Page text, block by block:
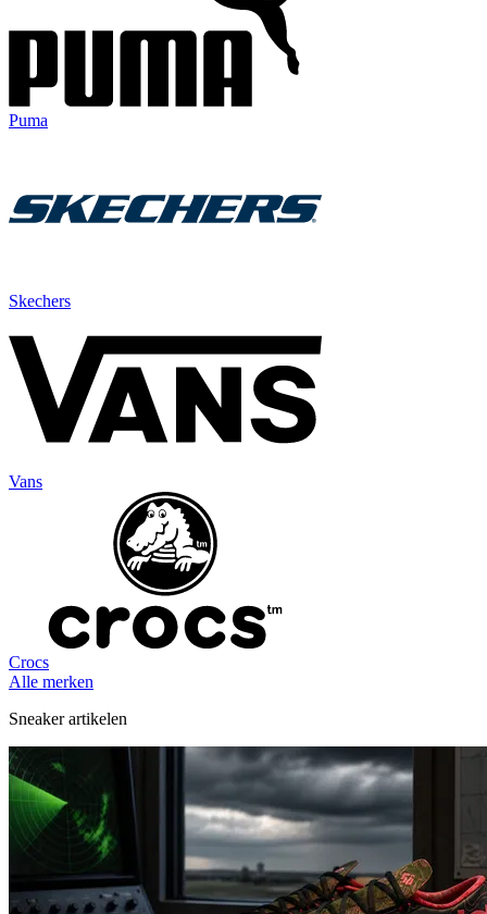
Puma
Skechers
Vans
Crocs
Alle merken
Sneaker artikelen